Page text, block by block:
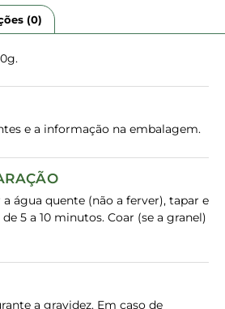
(0)
e a informação na embalagem.
água quente (não a ferver), tapar e
5 a 10 minutos. Coar (se a granel)
a gravidez. Em caso de